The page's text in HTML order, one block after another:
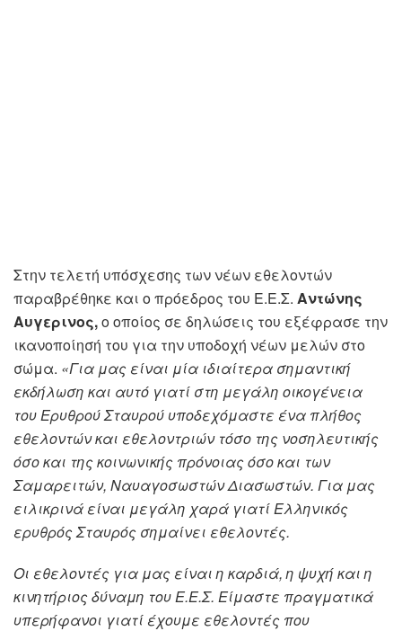
Στην τελετή υπόσχεσης των νέων εθελοντών
παραβρέθηκε και ο πρόεδρος του Ε.Ε.Σ. Αντώνης
Αυγερινος,ο οποίος σε δηλώσεις του εξέφρασε την
ικανοποίησή του για την υποδοχή νέων μελών στο
σώμα. «Για μας είναι μία ιδιαίτερα σημαντική
εκδήλωση και αυτό γιατί στη μεγάλη οικογένεια
του Ερυθρού Σταυρού υποδεχόμαστε ένα πλήθος
εθελοντών και εθελοντριών τόσο της νοσηλευτικής
όσο και της κοινωνικής πρόνοιας όσο και των
Σαμαρειτών, Ναυαγοσωστών Διασωστών. Για μας
ειλικρινά είναι μεγάλη χαρά γιατί Ελληνικός
ερυθρός Σταυρός σημαίνει εθελοντές.
Οι εθελοντές για μας είναι η καρδιά, η ψυχή και η
κινητήριος δύναμη του Ε.Ε.Σ. Είμαστε πραγματικά
υπερήφανοι γιατί έχουμε εθελοντές που